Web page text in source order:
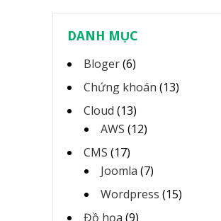
DANH MỤC
Bloger(6)
Chứng khoán (13)
Cloud (13)
AWS (12)
CMS (17)
Joomla (7)
Wordpress (15)
Đồ họa (9)